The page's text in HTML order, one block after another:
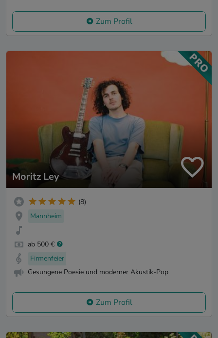
Zum Profil
Moritz Ley
(8)
Mannheim
ab 500 €
Firmenfeier
Gesungene Poesie und moderner Akustik-Pop
Zum Profil